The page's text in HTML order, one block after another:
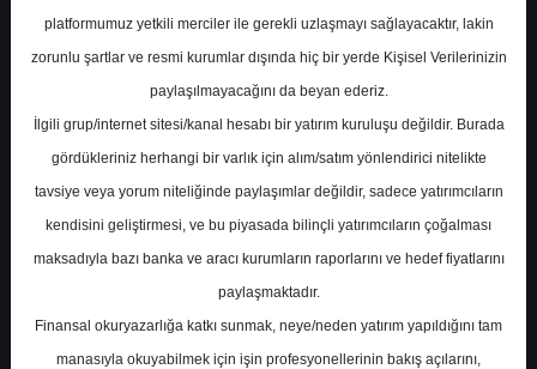
En Yüksek Tahmin
Ortalama Fiyat Tahmini
Ortalama Getiri Potansiyeli
platformumuz yetkili merciler ile gerekli uzlaşmayı sağlayacaktır, lakin
zorunlu şartlar ve resmi kurumlar dışında hiç bir yerde Kişisel Verilerinizin
paylaşılmayacağını da beyan ederiz.
İlgili grup/internet sitesi/kanal hesabı bir yatırım kuruluşu değildir. Burada
gördükleriniz herhangi bir varlık için alım/satım yönlendirici nitelikte
tavsiye veya yorum niteliğinde paylaşımlar değildir, sadece yatırımcıların
kendisini geliştirmesi, ve bu piyasada bilinçli yatırımcıların çoğalması
maksadıyla bazı banka ve aracı kurumların raporlarını ve hedef fiyatlarını
paylaşmaktadır.
Finansal okuryazarlığa katkı sunmak, neye/neden yatırım yapıldığını tam
manasıyla okuyabilmek için işin profesyonellerinin bakış açılarını,